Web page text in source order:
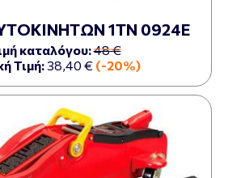
1ΤΝ 0924Ε
καταλόγου:48 €
Τιμή:38,40 € (-20%)